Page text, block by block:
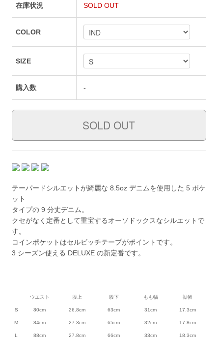
在庫状況 SOLD OUT
COLOR
SIZE
購入数 -
テーパードシルエットが綺麗な 8.5oz デニムを使用した 5 ポケ
ット
タイプの 9 分丈デニム。
クセがなく定番として重宝するオーソドックスなシルエットで
す。
コインポケットはセルビッチテープがポイントです。
3 シーズン使える DELUXE の新定番です。
ウエスト 股上 股下 もも幅 裾幅
S 80cm 26.8cm 63cm 31cm 17.3cm
M 84cm 27.3cm 65cm 32cm 17.8cm
L 88cm 27.8cm 66cm 33cm 18.3cm